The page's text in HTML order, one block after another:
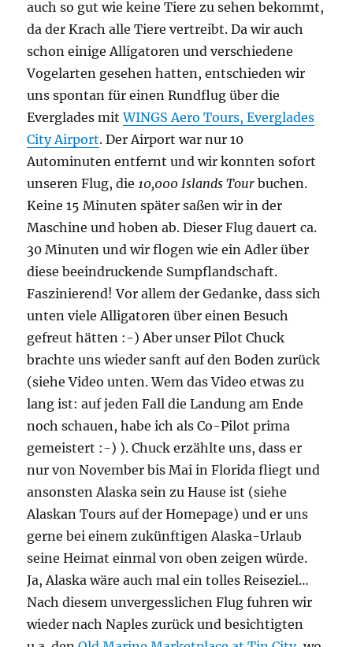
auch so gut wie keine Tiere zu sehen bekommt,
da der Krach alle Tiere vertreibt. Da wir auch
schon einige Alligatoren und verschiedene
Vogelarten gesehen hatten, entschieden wir
uns spontan für einen Rundflug über die
Everglades mitWINGS Aero Tours, Everglades
City Airport. Der Airport war nur 10
Autominuten entfernt und wir konnten sofort
unseren Flug, die 10,000 Islands Tour buchen.
Keine 15 Minuten später saßen wir in der
Maschine und hoben ab. Dieser Flug dauert ca.
30 Minuten und wir flogen wie ein Adler über
diese beeindruckende Sumpflandschaft.
Faszinierend! Vor allem der Gedanke, dass sich
unten viele Alligatoren über einen Besuch
gefreut hätten :-) Aber unser Pilot Chuck
brachte uns wieder sanft auf den Boden zurück
(siehe Video unten. Wem das Video etwas zu
lang ist: auf jeden Fall die Landung am Ende
noch schauen, habe ich als Co-Pilot prima
gemeistert :-) ). Chuck erzählte uns, dass er
nur von November bis Mai in Florida fliegt und
ansonsten Alaska sein zu Hause ist (siehe
Alaskan Tours auf der Homepage) und er uns
gerne bei einem zukünftigen Alaska-Urlaub
seine Heimat einmal von oben zeigen würde.
Ja, Alaska wäre auch mal ein tolles Reiseziel…
Nach diesem unvergesslichen Flug fuhren wir
wieder nach Naples zurück und besichtigten